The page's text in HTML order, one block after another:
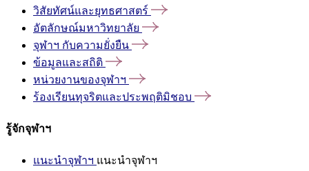
วิสัยทัศน์และยุทธศาสตร์
อัตลักษณ์มหาวิทยาลัย
จุฬาฯ กับความยั่งยืน
ข้อมูลและสถิติ
หน่วยงานของจุฬาฯ
ร้องเรียนทุจริตและประพฤติมิชอบ
รู้จักจุฬาฯ
แนะนำจุฬาฯ แนะนำจุฬาฯ